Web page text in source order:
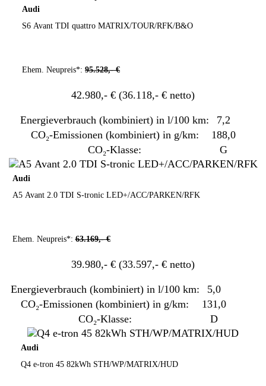
Audi
S6 Avant TDI quattro MATRIX/TOUR/RFK/B&O
Ehem. Neupreis*: 95.528,- €
42.980,- € (36.118,- € netto)
Energieverbrauch (kombiniert) in l/100 km:
7,2
CO₂-Emissionen (kombiniert) in g/km:
188,0
CO₂-Klasse:
G
Audi
A5 Avant 2.0 TDI S-tronic LED+/ACC/PARKEN/RFK
Ehem. Neupreis*:63.169,- €
39.980,- € (33.597,- € netto)
Energieverbrauch (kombiniert) in l/100 km:
5,0
CO₂-Emissionen (kombiniert) in g/km:
131,0
CO₂-Klasse:
D
Audi
Q4 e-tron 45 82kWh STH/WP/MATRIX/HUD